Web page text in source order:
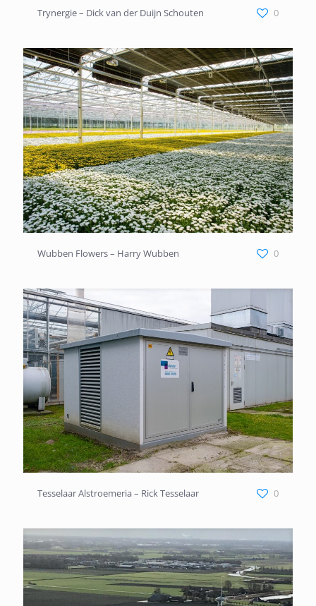
Trynergie – Dick van der Duijn Schouten
Trynergie – Dick van der Duijn Schouten 0
Wubben Flowers – Harry Wubben
Wubben Flowers – Harry Wubben 0
Tesselaar Alstroemeria – Rick Tesselaar
Tesselaar Alstroemeria – Rick Tesselaar 0